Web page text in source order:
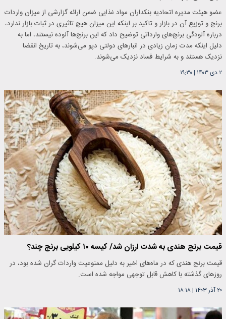
عضو هیئت مدیره اتحادیه بنکداران مواد غذایی ضمن ارائه گزارشی از میزان واردات
برنج و توزیع آن در بازار و تاکید بر اینکه این میزان هیچ تاثیری در ثبات بازار ندارد،
درباره آلودگی برنج‌های وارداتی توضیح داد که این برنج‌ها آلوده نیستند، اما به
دلیل اینکه مدت زمان زیادی در انبارهای دولتی دپو می‌شوند، به تاریخ انقضا
نزدیک هستند و به شرایط فساد نزدیک می‌شوند.
۲ دی ۱۴۰۳ |۱۹:۳۰
قیمت برنج هندی به شدت ارزان شد/ کیسه ۱۰ کیلویی برنج چند؟
قیمت برنج هندی که در ماه‌های اخیر به دلیل ممنوعیت واردات گران شده بود، در
روزهای گذشته با کاهش قابل توجهی مواجه شده است.
۲۰ آذر ۱۴۰۳ |۱۸:۱۸